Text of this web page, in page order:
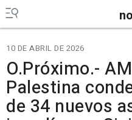
10 DE ABRIL DE 2026
O.Próximo.-
Palestina
de 34 nuevos